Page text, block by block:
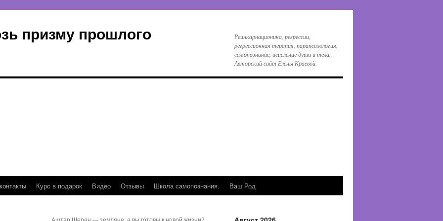
призму прошлого
Реинкарнационика, регрессии,
регрессионная терапия, парапсихология,
самопознание, исцеление души и тела.
Авторский сайт Елены Краевой.
Курс в подарок Видео Отзывы Школа самопознания. Ваш Род
Аштар Шеран — земляне, а вы готовы к новой жизни?